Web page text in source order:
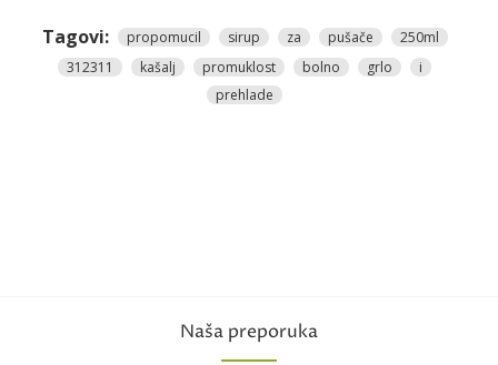
Tagovi: propomucil sirup za pušače
250ml
312311
kašalj promuklost bolno grlo
i
prehlade
Naša preporuka